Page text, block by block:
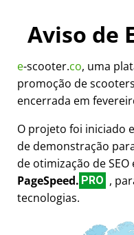
Aviso de
e-scooter.co, uma
promoção de
encerrada em
O projeto foi iniciado
de demonstração
de otimização de
PageSpeed. PRO ,
tecnologias.